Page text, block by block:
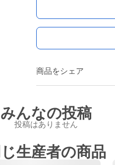
商品をシェア
みんなの投稿
投稿はありません
じ生産者の商品